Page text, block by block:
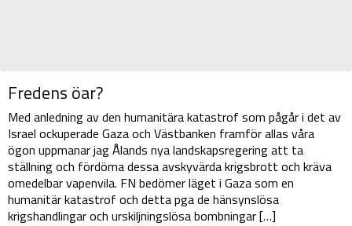
Fredens öar?
Med anledning av den humanitära katastrof som pågår i det av
Israel ockuperade Gaza och Västbanken framför allas våra
ögon uppmanar jag Ålands nya landskapsregering att ta
ställning och fördöma dessa avskyvärda krigsbrott och kräva
omedelbar vapenvila. FN bedömer läget i Gaza som en
humanitär katastrof och detta pga de hänsynslösa
krigshandlingar och urskiljningslösa bombningar […]